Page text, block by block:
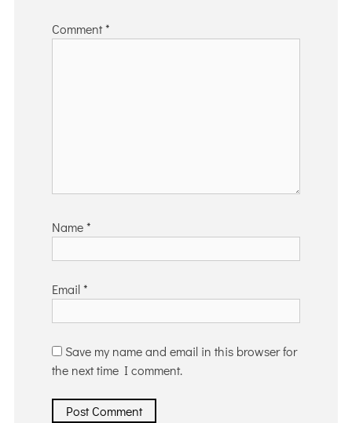
Comment*
Name*
Email*
Save my name and email in this browser for
the next time I comment.